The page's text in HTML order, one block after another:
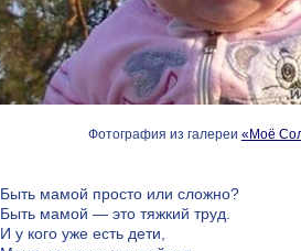
Фотография из галереи «Моё
Быть мамой просто или сложно?
Быть мамой — это тяжкий труд.
И у кого уже есть дети,